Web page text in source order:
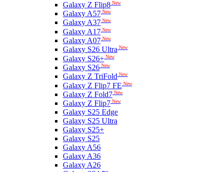
Galaxy Z Flip8 New
Galaxy A57 New
Galaxy A37 New
Galaxy A17 New
Galaxy A07 New
Galaxy S26 Ultra New
Galaxy S26+ New
Galaxy S26 New
Galaxy Z TriFold New
Galaxy Z Flip7 FE New
Galaxy Z Fold7 New
Galaxy Z Flip7 New
Galaxy S25 Edge
Galaxy S25 Ultra
Galaxy S25+
Galaxy S25
Galaxy A56
Galaxy A36
Galaxy A26